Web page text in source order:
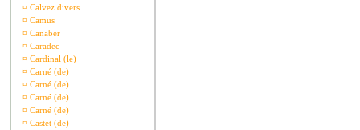
¤ Calvez divers
¤ Camus
¤ Canaber
¤ Caradec
¤ Cardinal (le)
¤ Carné (de)
¤ Carné (de)
¤ Carné (de)
¤ Carné (de)
¤ Castet (de)